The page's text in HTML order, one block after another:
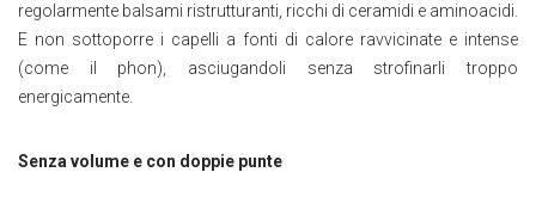
regolarmente balsami ristrutturanti, ricchi di ceramidi e aminoacidi.
E non sottoporre i capelli a fonti di calore ravvicinate e intense
(come il phon), asciugandoli senza strofinarli troppo
energicamente.
Senza volume e con doppie punte